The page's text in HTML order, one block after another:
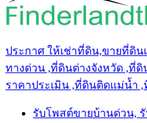
ประกาศ ให้เช่าที่ดิน,ขายที่ดิ
ทางด่วน ,ที่ดินต่างจังหวัด ,ที่ดิ
ราคาประเมิน ,ที่ดินติดแม่น้ำ
รับโพสต์ขายบ้านด่วน,